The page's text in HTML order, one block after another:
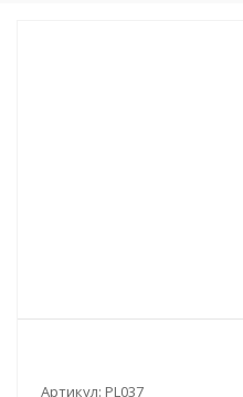
Артикул: PL037